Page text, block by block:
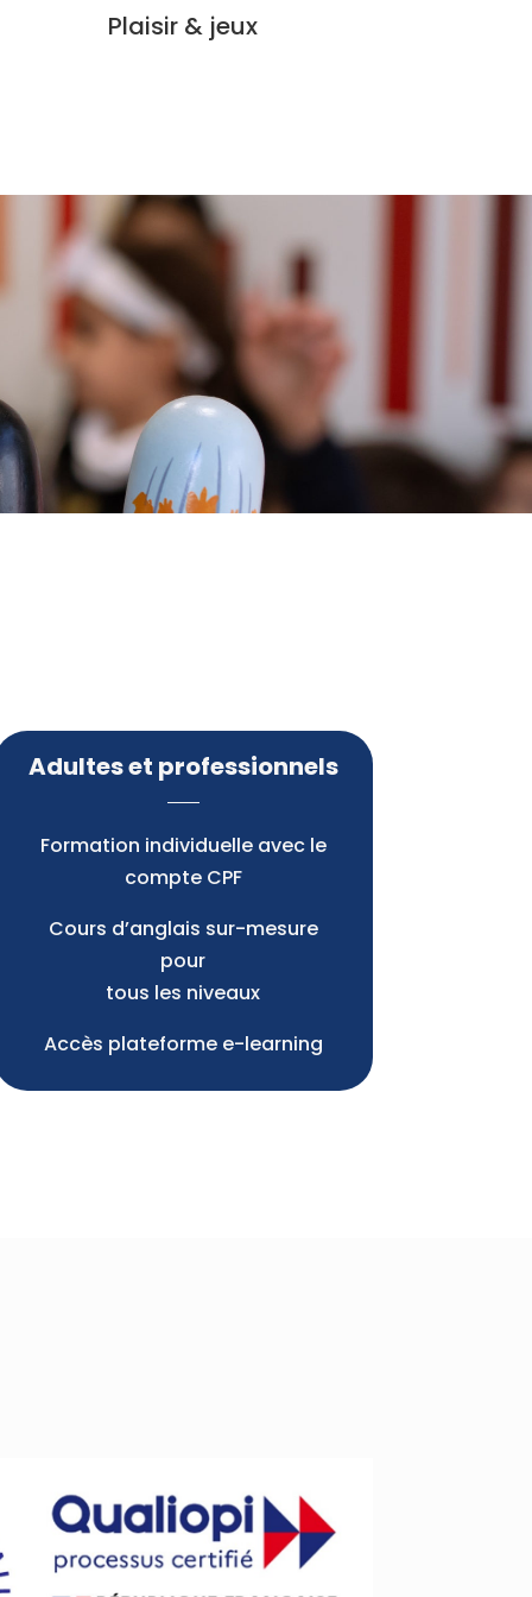
Plaisir & jeux
Adultes et professionnels
Formation individuelle avec le
compte CPF
Cours d’anglais sur-mesure
pour
tous les niveaux
Accès plateforme e-learning